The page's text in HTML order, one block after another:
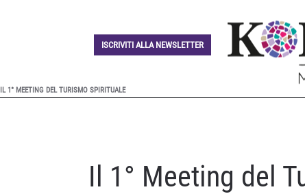
ISCRIVITI ALLA NEWSLETTER
IL 1° MEETING DEL TURISMO SPIRITUALE
Il 1° Meeting del